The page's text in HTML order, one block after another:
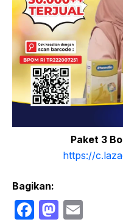
Paket 3
https://
Bagikan:
F
M